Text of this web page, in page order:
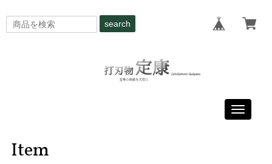
search
Toggle
Item